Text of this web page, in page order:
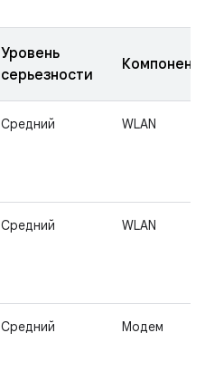
Уровень
серьезности
Компонент
Средний WLAN
Средний WLAN
Средний Модем